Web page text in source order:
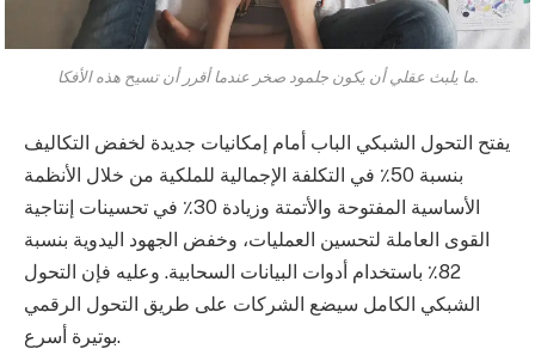
ما يلبث عقلي أن يكون جلمود صخر عندما أقرر أن تسيح هذه الأفكا.
يفتح التحول الشبكي الباب أمام إمكانيات جديدة لخفض التكاليف
بنسبة 50٪ في التكلفة الإجمالية للملكية من خلال الأنظمة
الأساسية المفتوحة والأتمتة وزيادة 30٪ في تحسينات إنتاجية
القوى العاملة لتحسين العمليات، وخفض الجهود اليدوية بنسبة
82٪ باستخدام أدوات البيانات السحابية. وعليه فإن التحول
الشبكي الكامل سيضع الشركات على طريق التحول الرقمي
بوتيرة أسرع.